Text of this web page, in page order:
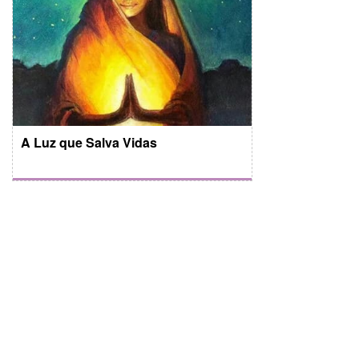
A Luz que Salva Vidas